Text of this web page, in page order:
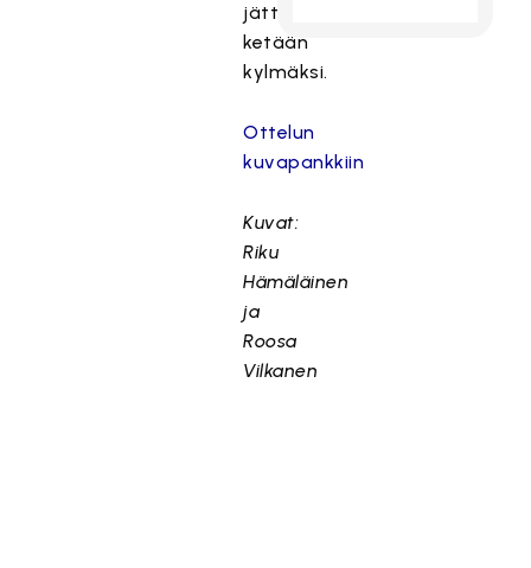
jättänyt
ketään
kylmäksi.
Ottelun
kuvapankkiin
Kuvat:
Riku
Hämäläinen
ja
Roosa
Vilkanen